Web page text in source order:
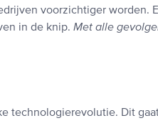
voorzichtiger worden.
in de knip. Met alle
technologierevolutie. Dit